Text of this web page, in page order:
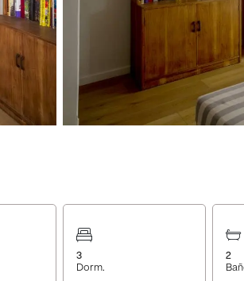
3
Dorm.
2